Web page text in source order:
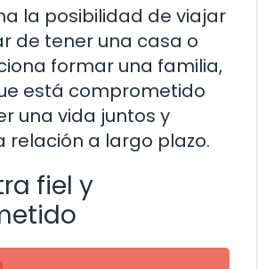
la posibilidad de viajar
de tener una casa o
formar una familia,
está comprometido
una vida juntos y
relación a largo plazo.
fiel y